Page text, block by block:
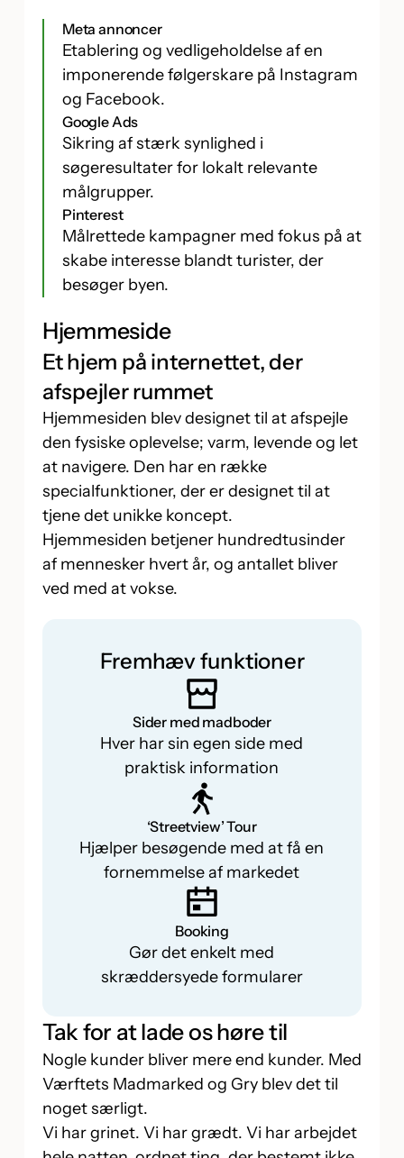
Meta annoncer
Etablering og vedligeholdelse af en
imponerende følgerskare på Instagram
og Facebook.
Google Ads
Sikring af stærk synlighed i
søgeresultater for lokalt relevante
målgrupper.
Pinterest
Målrettede kampagner med fokus på at
skabe interesse blandt turister, der
besøger byen.
Hjemmeside
Et hjem på internettet, der
afspejler rummet
Hjemmesiden blev designet til at afspejle
den fysiske oplevelse; varm, levende og let
at navigere. Den har en række
specialfunktioner, der er designet til at
tjene det unikke koncept.
Hjemmesiden betjener hundredtusinder
af mennesker hvert år, og antallet bliver
ved med at vokse.
Fremhæv funktioner
Sider med madboder
Hver har sin egen side med
praktisk information
‘Streetview’ Tour
Hjælper besøgende med at få en
fornemmelse af markedet
Booking
Gør det enkelt med
skræddersyede formularer
Tak for at lade os høre til
Nogle kunder bliver mere end kunder. Med
Værftets Madmarked og Gry blev det til
noget særligt.
Vi har grinet. Vi har grædt. Vi har arbejdet